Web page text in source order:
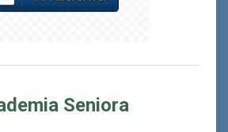
Seniora